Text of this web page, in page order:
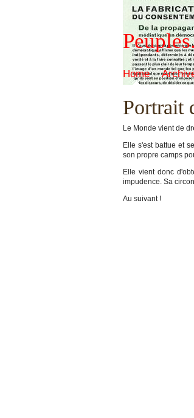
Home
Portrait
Le Monde vient de
Elle s'est battue et
son propre camps
Elle vient donc
impudence. Sa
Au suivant !
Marie-